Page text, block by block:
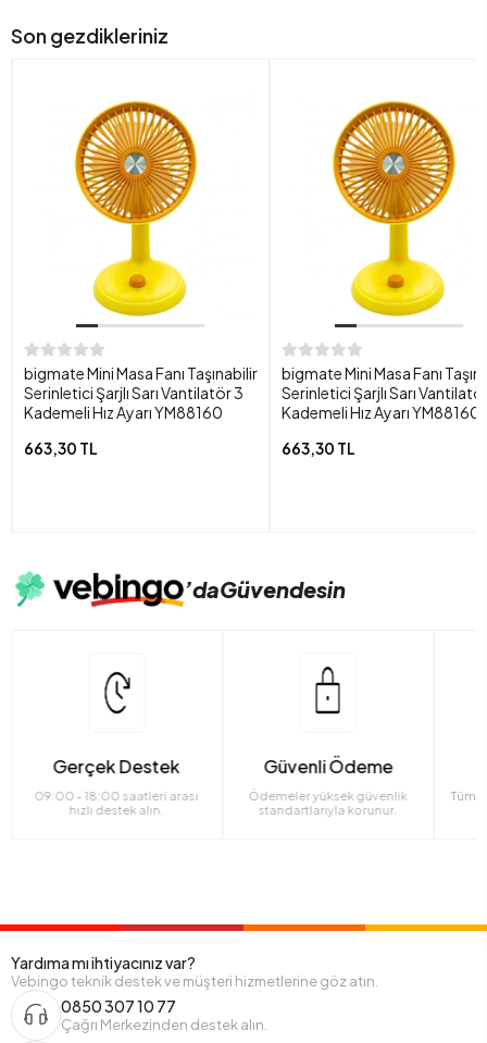
Son gezdikleriniz
bigmate Mini Masa Fanı Taşınabilir
Serinletici Şarjlı Sarı Vantilatör 3
Kademeli Hız Ayarı YM88160
663,30 TL
bigmate Mini Masa Fanı
Serinletici Şarjlı Sarı
Kademeli Hız Ayarı YM88160
663,30 TL
’daGüvendesin
Gerçek Destek
09:00 - 18:00 saatleri arası
hızlı destek alın.
Güvenli Ödeme
Ödemeler yüksek güvenlik
standartlarıyla korunur.
Tüm
Yardıma mı ihtiyacınız var?
Vebingo teknik destek ve müşteri hizmetlerine göz atın.
0850 307 10 77
Çağrı Merkezinden destek alın.